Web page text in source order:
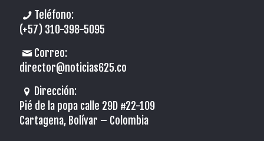
Teléfono:
(+57) 310-398-5095
Correo:
director@noticias625.co
Dirección:
Pié de la popa calle 29D #22-109
Cartagena, Bolívar – Colombia